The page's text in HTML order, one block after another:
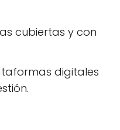
cubiertas y con
digitales